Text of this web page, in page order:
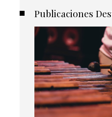
Publicaciones